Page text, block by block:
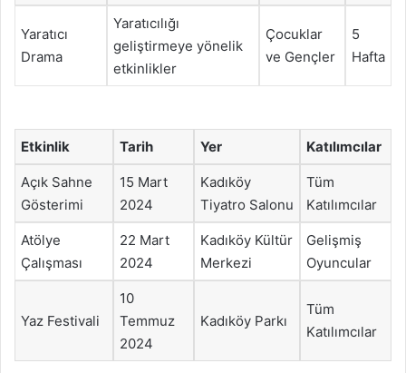
Yaratıcı
Drama
Yaratıcılığı
geliştirmeye yönelik
etkinlikler
Çocuklar
ve Gençler
5
Hafta
Etkinlik Tarih Yer Katılımcılar
Açık Sahne
Gösterimi
15 Mart
2024
Kadıköy
Tiyatro Salonu
Tüm
Katılımcılar
Atölye
Çalışması
22 Mart
2024
Kadıköy Kültür
Merkezi
Gelişmiş
Oyuncular
Yaz Festivali
10
Temmuz
2024
Kadıköy Parkı
Tüm
Katılımcılar